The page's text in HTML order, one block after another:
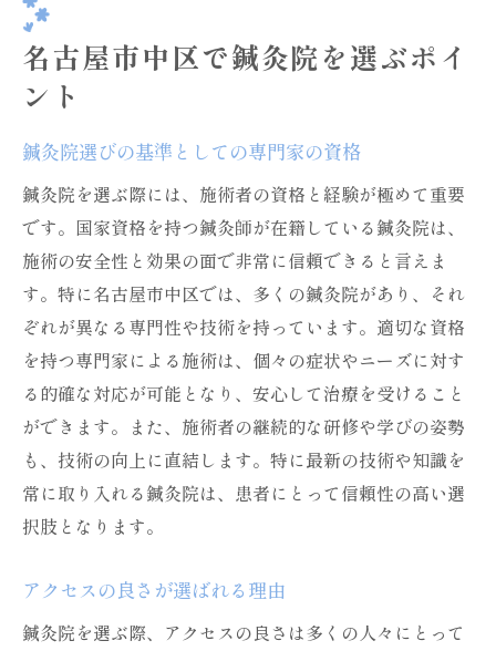
名古屋市中区で鍼灸院を選ぶポイ
ント
鍼灸院選びの基準としての専門家の資格
鍼灸院を選ぶ際には、施術者の資格と経験が極めて重要
です。国家資格を持つ鍼灸師が在籍している鍼灸院は、
施術の安全性と効果の面で非常に信頼できると言えま
す。特に名古屋市中区では、多くの鍼灸院があり、それ
ぞれが異なる専門性や技術を持っています。適切な資格
を持つ専門家による施術は、個々の症状やニーズに対す
る的確な対応が可能となり、安心して治療を受けること
ができます。また、施術者の継続的な研修や学びの姿勢
も、技術の向上に直結します。特に最新の技術や知識を
常に取り入れる鍼灸院は、患者にとって信頼性の高い選
択肢となります。
アクセスの良さが選ばれる理由
鍼灸院を選ぶ際、アクセスの良さは多くの人々にとって